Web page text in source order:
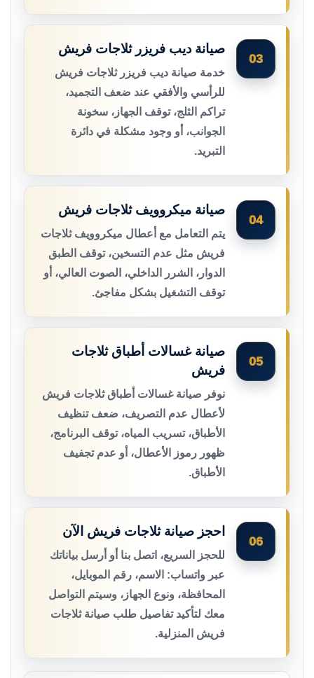
03
صيانة ديب فريزر ثلاجات فريش
خدمة صيانة ديب فريزر ثلاجات فريش
للرأسي والأفقي عند ضعف التجميد،
تراكم الثلج، توقف الجهاز، سخونة
الجوانب، أو وجود مشكلة في دائرة
التبريد.
04
صيانة ميكروويف ثلاجات فريش
يتم التعامل مع أعطال ميكروويف ثلاجات
فريش مثل عدم التسخين، توقف الطبق
الدوار، الشرر الداخلي، الصوت العالي، أو
توقف التشغيل بشكل مفاجئ.
05
صيانة غسالات أطباق ثلاجات
فريش
نوفر صيانة غسالات أطباق ثلاجات فريش
لأعطال عدم التصريف، ضعف تنظيف
الأطباق، تسريب المياه، توقف البرنامج،
ظهور رموز الأعطال، أو عدم تجفيف
الأطباق.
06
احجز صيانة ثلاجات فريش الآن
للحجز السريع، اتصل بنا أو أرسل بياناتك
عبر واتساب: الاسم، رقم الموبايل،
المحافظة، ونوع الجهاز، وسيتم التواصل
معك لتأكيد تفاصيل طلب صيانة ثلاجات
فريش المنزلية.